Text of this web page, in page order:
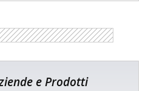
e Prodotti